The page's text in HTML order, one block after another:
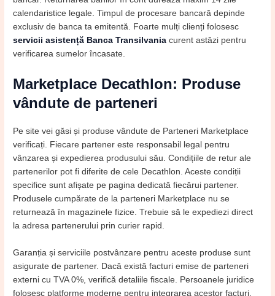
calendaristice legale. Timpul de procesare bancară depinde
exclusiv de banca ta emitentă. Foarte mulți clienți folosesc
servicii asistență Banca Transilvania curent astăzi pentru
verificarea sumelor încasate.
Marketplace Decathlon: Produse
vândute de parteneri
Pe site vei găsi și produse vândute de Parteneri Marketplace
verificați. Fiecare partener este responsabil legal pentru
vânzarea și expedierea produsului său. Condițiile de retur ale
partenerilor pot fi diferite de cele Decathlon. Aceste condiții
specifice sunt afișate pe pagina dedicată fiecărui partener.
Produsele cumpărate de la parteneri Marketplace nu se
returnează în magazinele fizice. Trebuie să le expediezi direct
la adresa partenerului prin curier rapid.
Garanția și serviciile postvânzare pentru aceste produse sunt
asigurate de partener. Dacă există facturi emise de parteneri
externi cu TVA 0%, verifică detaliile fiscale. Persoanele juridice
folosesc platforme moderne pentru integrarea acestor facturi.